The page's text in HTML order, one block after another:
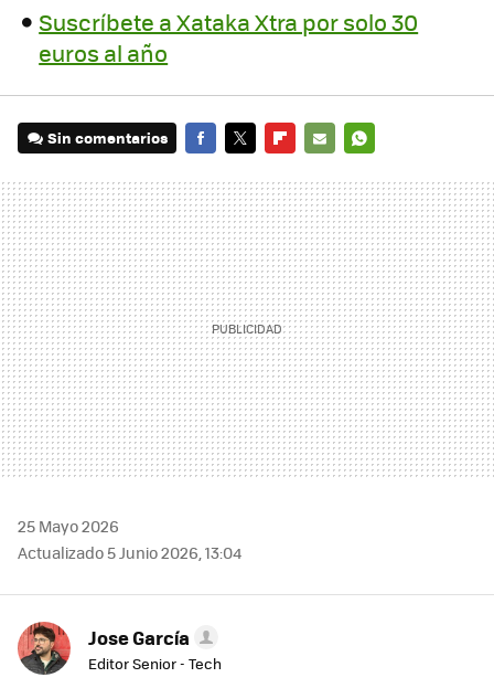
Suscríbete a Xataka Xtra por solo 30
euros al año
Sin comentarios
MAIL
25 Mayo 2026
Actualizado 5 Junio 2026, 13:04
Jose García
Editor Senior - Tech